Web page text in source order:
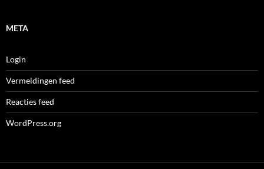
META
Login
Vermeldingen feed
Reacties feed
WordPress.org